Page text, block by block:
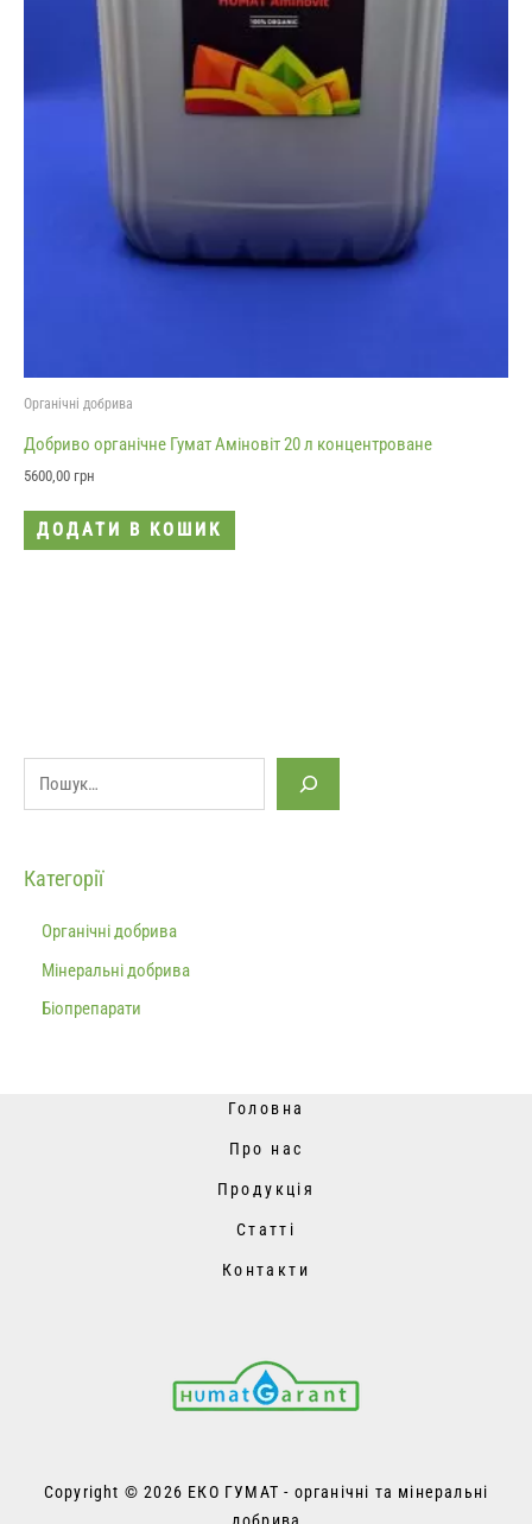
Категорії
Органічні добрива
Мінеральні добрива
Біопрепарати
Органічні добрива
Добриво органічне Гумат Аміновіт 20 л концентроване
5600,00 грн
ДОДАТИ В КОШИК
Головна
Про нас
Продукція
Статті
Контакти
Copyright © 2026 ЕКО ГУМАТ - органічні та мінеральні